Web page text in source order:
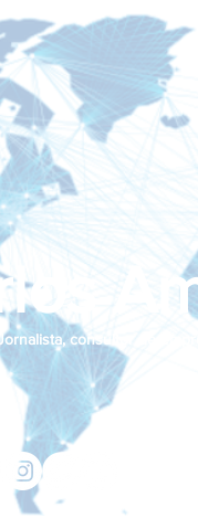
Jornalista, consultor de